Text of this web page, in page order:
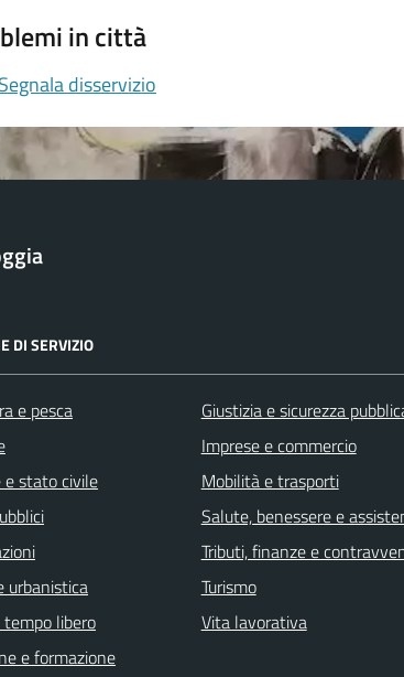
in città
Segnala disservizio
DI SERVIZIO
e pesca
e stato civile
urbanistica
libero
e formazione
Giustizia e sicurezza
Imprese e commercio
Mobilità e trasporti
Salute, benessere e
Tributi, finanze e
Turismo
Vita lavorativa